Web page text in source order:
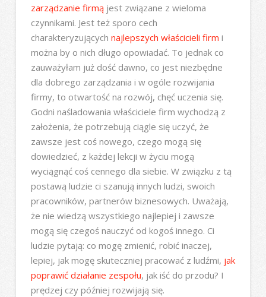
zarządzanie firmąjest związane z wieloma
czynnikami. Jest też sporo cech
charakteryzujących najlepszych właścicieli firm i
można by o nich długo opowiadać. To jednak co
zauważyłam już dość dawno, co jest niezbędne
dla dobrego zarządzania i w ogóle rozwijania
firmy, to otwartość na rozwój, chęć uczenia się.
Godni naśladowania właściciele firm wychodzą z
założenia, że potrzebują ciągle się uczyć, że
zawsze jest coś nowego, czego mogą się
dowiedzieć, z każdej lekcji w życiu mogą
wyciągnąć coś cennego dla siebie. W związku z tą
postawą ludzie ci szanują innych ludzi, swoich
pracowników, partnerów biznesowych. Uważają,
że nie wiedzą wszystkiego najlepiej i zawsze
mogą się czegoś nauczyć od kogoś innego. Ci
ludzie pytają: co mogę zmienić, robić inaczej,
lepiej, jak mogę skuteczniej pracować z ludźmi, jak
poprawić działanie zespołu, jak iść do przodu? I
prędzej czy później rozwijają się.